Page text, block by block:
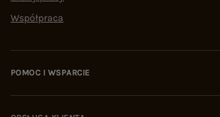
Współpraca
POMOC I WSPARCIE